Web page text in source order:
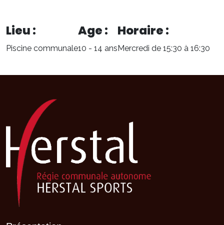
Lieu :
Piscine communale
Age :
10 - 14 ans
Horaire :
Mercredi de 15:30 à 16:30